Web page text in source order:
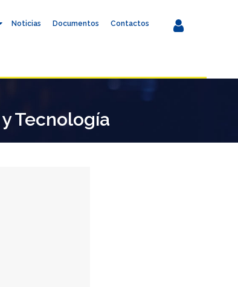
Noticias Documentos Contactos
Tecnología